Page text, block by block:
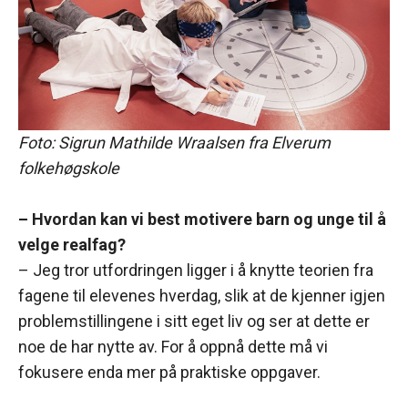
Foto: Sigrun Mathilde Wraalsen fra Elverum
folkehøgskole
– Hvordan kan vi best motivere barn og unge til å
velge realfag?
– Jeg tror utfordringen ligger i å knytte teorien fra
fagene til elevenes hverdag, slik at de kjenner igjen
problemstillingene i sitt eget liv og ser at dette er
noe de har nytte av. For å oppnå dette må vi
fokusere enda mer på praktiske oppgaver.